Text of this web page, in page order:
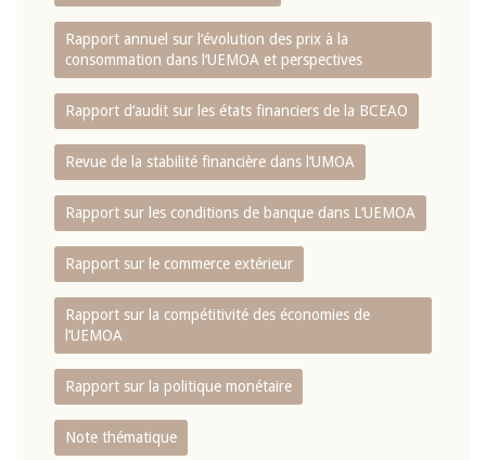
Rapport annuel sur l‘évolution des prix à la
consommation dans l‘UEMOA et perspectives
Rapport d‘audit sur les états financiers de la BCEAO
Revue de la stabilité financière dans l‘UMOA
Rapport sur les conditions de banque dans L‘UEMOA
Rapport sur le commerce extérieur
Rapport sur la compétitivité des économies de
l‘UEMOA
Rapport sur la politique monétaire
Note thématique